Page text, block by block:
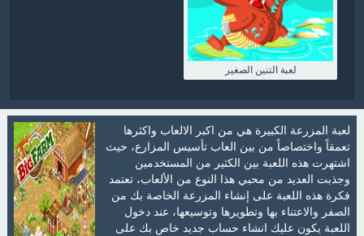
لعبة التنين الصغير
لعبة المزرعة الكبيرة هي من اكبر الالعاب واكثرها
تعمقاً واختصاصاً من بين العاب تأسيس المزارع، حيث
اشتهرت هذه اللعبة بين الكثير من المستخدمين
وجذبت العديد من محبي هذا النوع من الألعاب، تعتمد
فكرة هذه اللعبة على إنشاء المزرعة الخاصة بك من
الصفر والاعتناء بها وتطويرها وتوسيعها، عند دخول
اللعبة يكون عليك انشاء حساب جديد خاص بك على